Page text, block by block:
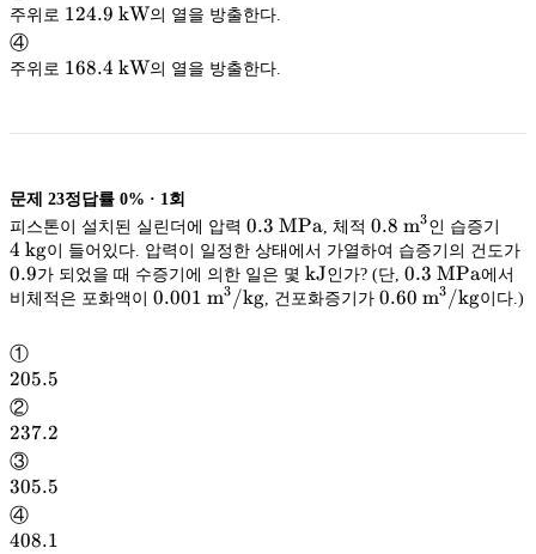
주위로 124.9\
124.9 kW의 열을 방출한다.
④
주위로 168.4\
168.4 kW의 열을 방출한다.
문제 23정답률 0% · 1 회
피스톤이 설치된 실린더에 압력 0.3\
\mathrm{MPa}
MPa
0.3 MPa , 체적 0.8\
\mathrm{m^3}
m
0.8 m3인 습증기
kg
4 kg이 들어있다. 압력이 일정한 상태에서 가열하여 습증기의 건도가
0.9가 되었을 때 수증기에 의한 일은 몇 \mathrm{kJ}
kJ
kJ인가? (단, 0.3\
MPa
0.3 MPa에서
비체적은 포화액이 0.001\
0.001 m3 /kg , 건포화증기가0.60\
0.60 m3 /kg이다.)
①
205.5
205.5
②
237.2
237.2
③
305.5
305.5
④
408.1
408.1